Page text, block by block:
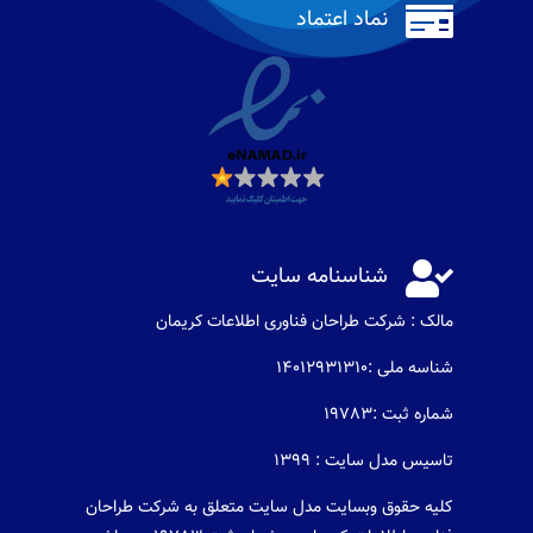
 نماد اعتماد
 شناسنامه سایت
مالک : شرکت طراحان فناوری اطلاعات كريمان
شناسه ملی :14012931310
شماره ثبت :19783
تاسیس مدل سایت : 1399
کلیه حقوق وبسایت مدل سایت متعلق به شرکت طراحان